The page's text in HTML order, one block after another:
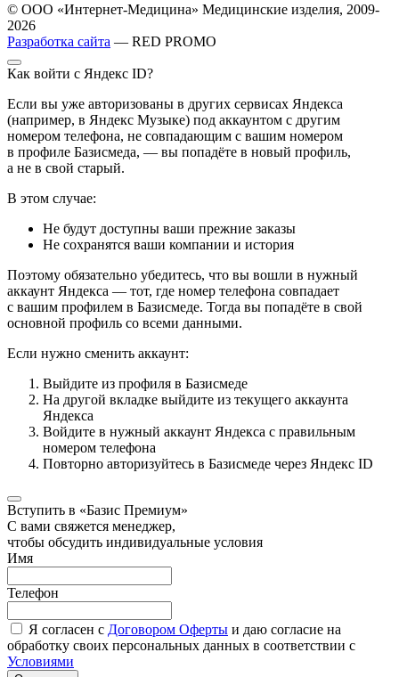
© ООО «Интернет-Медицина» Медицинские изделия, 2009-
2026
Разработка сайта — RED PROMO
Как войти с Яндекс ID?
Если вы уже авторизованы в других сервисах Яндекса
(например, в Яндекс Музыке) под аккаунтом с другим
номером телефона, не совпадающим с вашим номером
в профиле Базисмеда, — вы попадёте в новый профиль,
а не в свой старый.
В этом случае:
Не будут доступны ваши прежние заказы
Не сохранятся ваши компании и история
Поэтому обязательно убедитесь, что вы вошли в нужный
аккаунт Яндекса — тот, где номер телефона совпадает
с вашим профилем в Базисмеде. Тогда вы попадёте в свой
основной профиль со всеми данными.
Если нужно сменить аккаунт:
Выйдите из профиля в Базисмеде
На другой вкладке выйдите из текущего аккаунта
Яндекса
Войдите в нужный аккаунт Яндекса с правильным
номером телефона
Повторно авторизуйтесь в Базисмеде через Яндекс ID
Вступить в «Базис Премиум»
С вами свяжется менеджер,
чтобы обсудить индивидуальные условия
Имя
Телефон
Я согласен с Договором Оферты и даю согласие на
обработку своих персональных данных в соответствии с
Условиями